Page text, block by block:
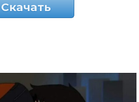
Скачать